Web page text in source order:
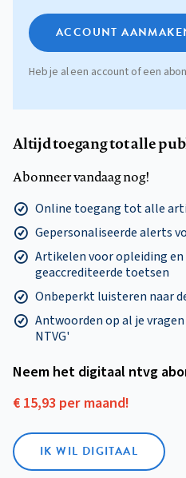
ACCOUNT
Heb je al een account of een
Altijd toegang tot alle
Abonneer vandaag nog!
Online toegang tot alle
Gepersonaliseerde alerts
Artikelen voor opleiding
geaccrediteerde toetsen
Onbeperkt luisteren naar
Antwoorden op al je
NTVG'
Neem het digitaal ntvg
€ 15,93 per maand!
IK WIL DIGITAAL